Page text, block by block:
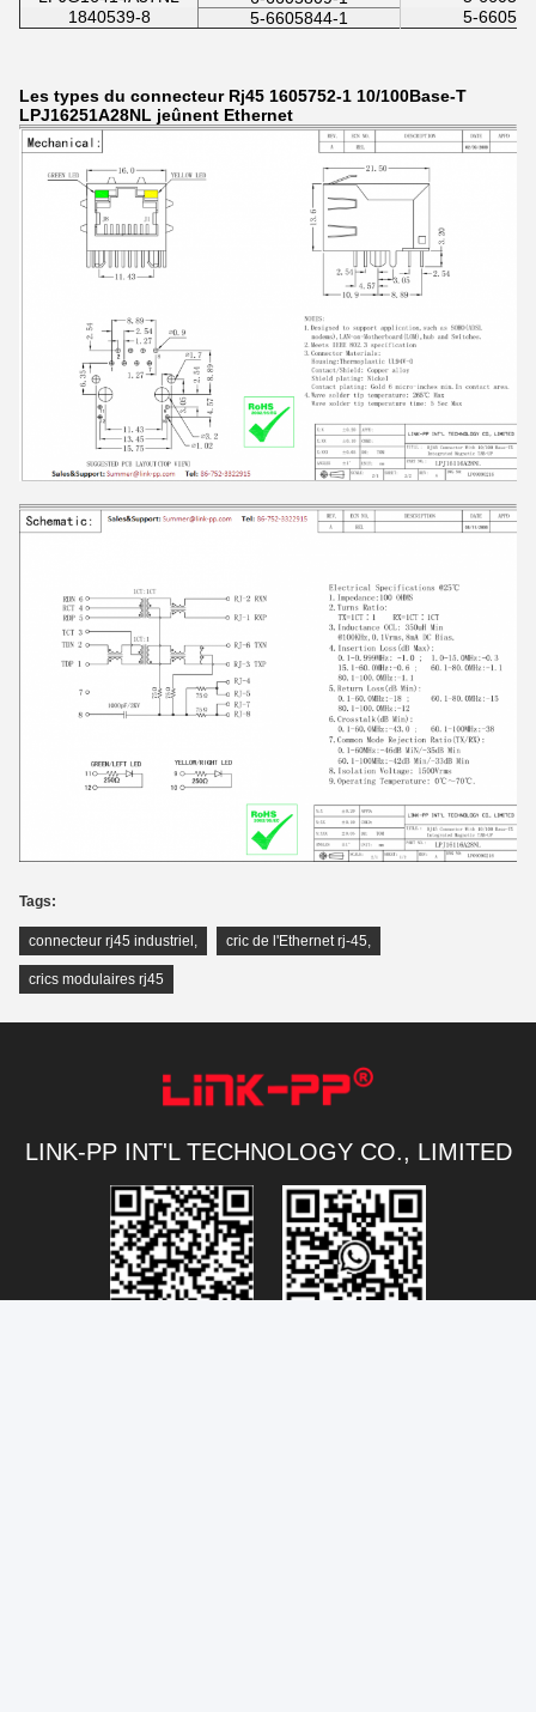
1840539-8
5-6605844-1 5-
Les types du connecteur Rj45 1605752-1 10/100Base-T
LPJ16251A28NL jeûnent Ethernet
Tags:
connecteur rj45 industriel , cric de l'Ethernet rj-45,
crics modulaires rj45
LINK-PP INT'L TECHNOLOGY CO., LIMITED